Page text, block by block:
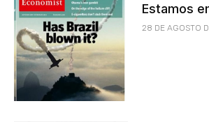
Estamos
28 DE AGOSTO